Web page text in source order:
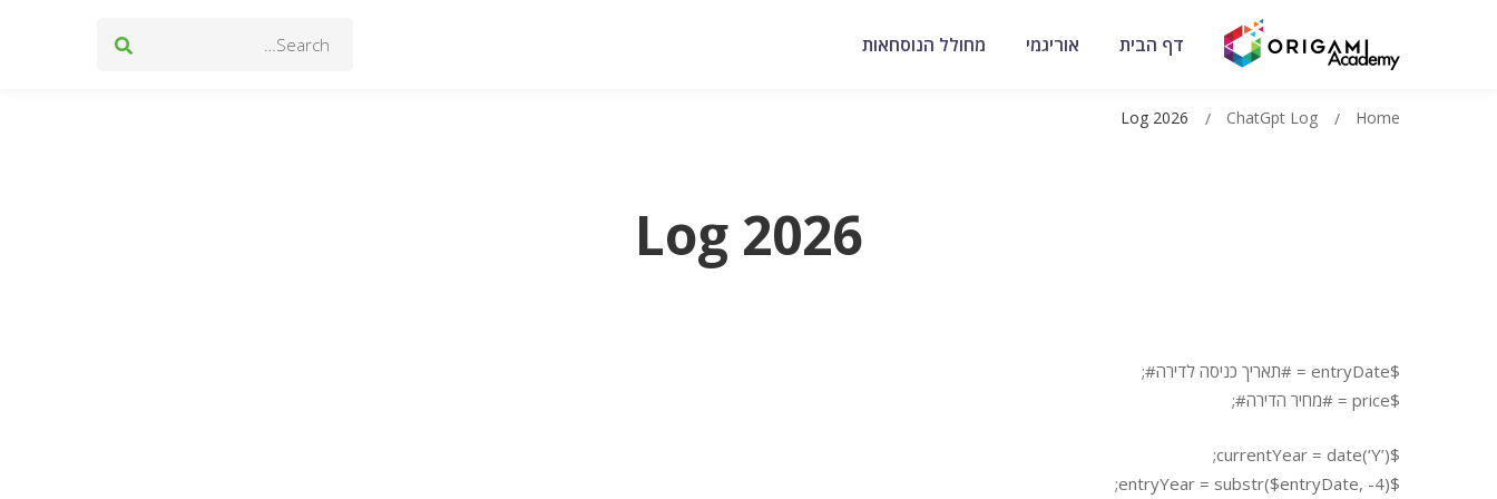
דף הבית אוריגמי מחולל הנוסחאות
Log 2026
Home
ChatGpt Log
Log 2026
$entryDate = #תאריך כניסה לדירה#;
$price = #מחיר הדירה#;
$currentYear = date(‘Y’);
$entryYear = substr($entryDate, -4);